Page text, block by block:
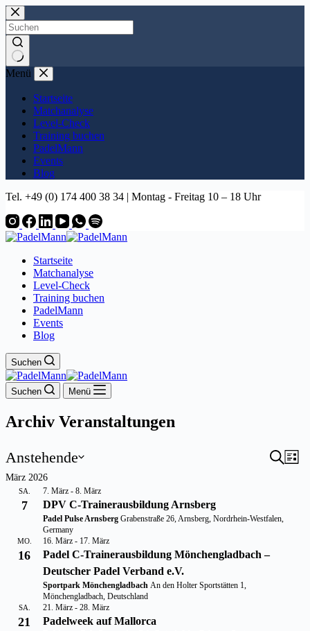
Zum
Inhalt
springen
Keine
Ergebnisse
Menü
Startseite
Matchanalyse
Level-Check
Training buchen
PadelMann
Events
Blog
Tel. +49 (0) 174 400 38 34 | Montag - Freitag 10 – 18 Uhr
Startseite
Matchanalyse
Level-Check
Training buchen
PadelMann
Events
Blog
Suchen
Suchen Menü
Archiv Veranstaltungen
Veranstaltungen Suche
Liste
Anstehende
Datum
wählen.
März 2026
SA.
7 DPV C-Trainerausbildung Arnsberg
7. März - 8. März
Padel Pulse Arnsberg Grabenstraße 26, Arnsberg, Nordrhein-Westfalen,
Germany
MO.
16
Padel C-Trainerausbildung Mönchengladbach –
Deutscher Padel Verband e.V.
16. März - 17. März
Sportpark Mönchengladbach An den Holter Sportstätten 1,
Mönchengladbach, Deutschland
SA.
21 Padelweek auf Mallorca
21. März - 28. März